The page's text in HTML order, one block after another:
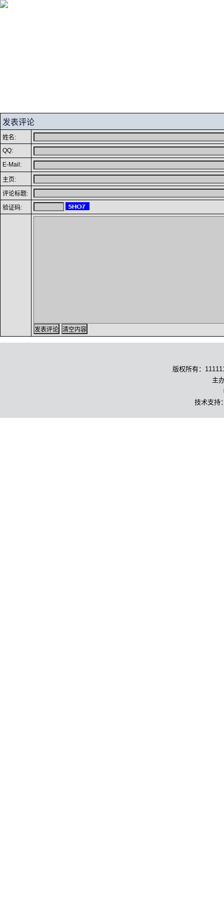
发表评论
姓名:
QQ:
E-Mail:
主页:
评论标题:
验证码:
版权所有：
主
技术支持